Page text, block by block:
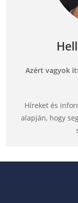
Azért vagyok
Híreket és
alapján, hogy